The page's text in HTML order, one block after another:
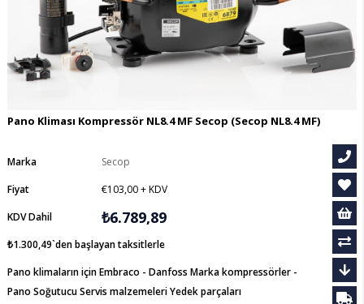
Pano Kliması Kompressör NL8.4 MF Secop (Secop NL8.4 MF)
Marka
Secop
Fiyat
€103,00+ KDV
KDV Dahil
₺6.789,89
₺1.300,49`den başlayan taksitlerle
Pano klimaların için Embraco - Danfoss Marka kompressörler -
Pano Soğutucu Servis malzemeleri Yedek parçaları